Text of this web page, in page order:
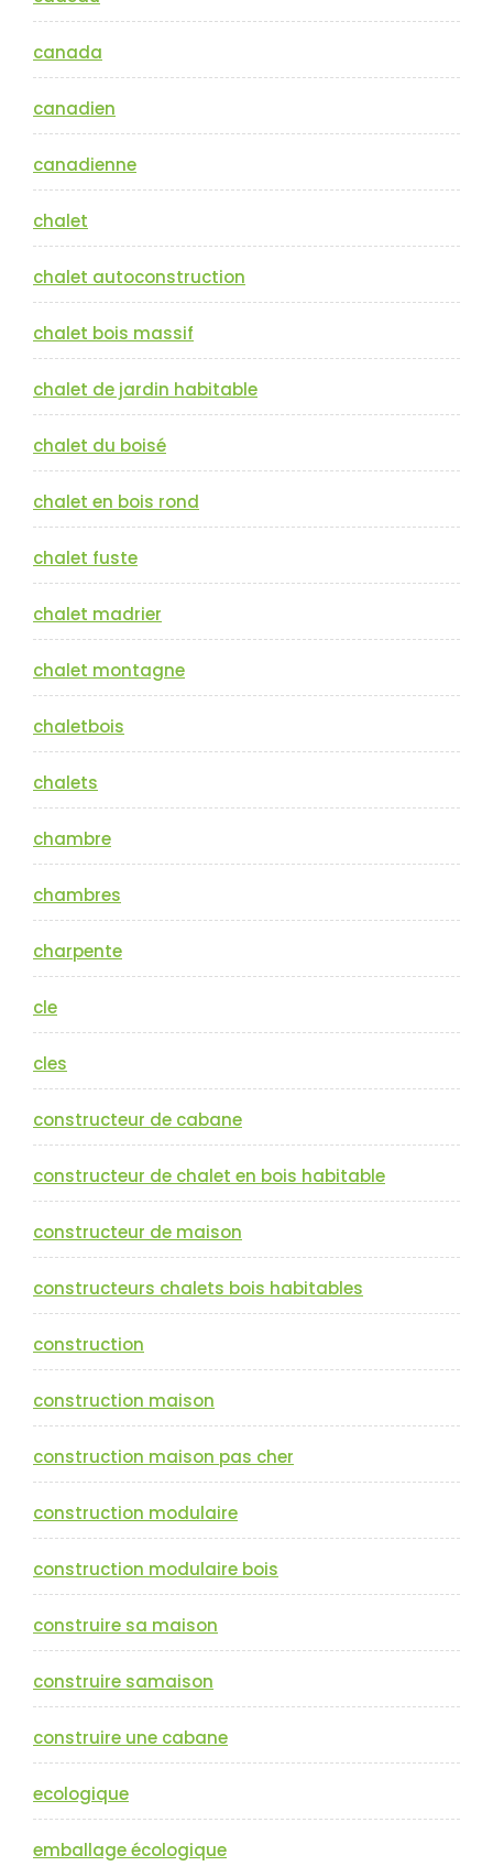
canada
canadien
canadienne
chalet
chalet autoconstruction
chalet bois massif
chalet de jardin habitable
chalet du boisé
chalet en bois rond
chalet fuste
chalet madrier
chalet montagne
chaletbois
chalets
chambre
chambres
charpente
cle
cles
constructeur de cabane
constructeur de chalet en bois habitable
constructeur de maison
constructeurs chalets bois habitables
construction
construction maison
construction maison pas cher
construction modulaire
construction modulaire bois
construire sa maison
construire samaison
construire une cabane
ecologique
emballage écologique